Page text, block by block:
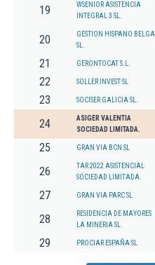
19
WSENIOR ASISTENCIA
INTEGRAL 3 SL.
20
GESTION HISPANO BELGA
SL.
21 GERONTOCAT S.L.
22 SOLLER INVEST SL
23 SOCISER GALICIA SL.
24
ASIGER VALENTIA
SOCIEDAD LIMITADA.
25 GRAN VIA BCN SL
26
TAR 2022 ASISTENCIAL
SOCIEDAD LIMITADA.
27 GRAN VIA PARC SL
28
RESIDENCIA DE MAYORES
LA MINERIA SL
29 PROCIAR ESPAÑA SL